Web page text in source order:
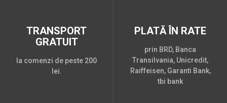
TRANSPORT
GRATUIT
la comenzi de peste 200
lei.
PLATĂ ÎN RATE
prin BRD, Banca
Transilvania, Unicredit,
Raiffeisen, Garanti Bank,
tbi bank